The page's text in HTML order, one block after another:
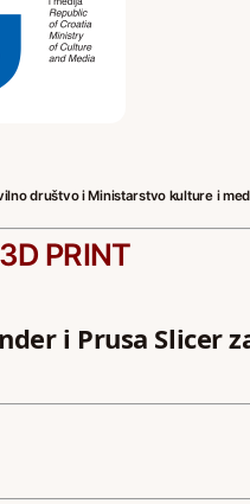
društvo i Ministarstvo kulture i
PRINT
i Prusa Slicer